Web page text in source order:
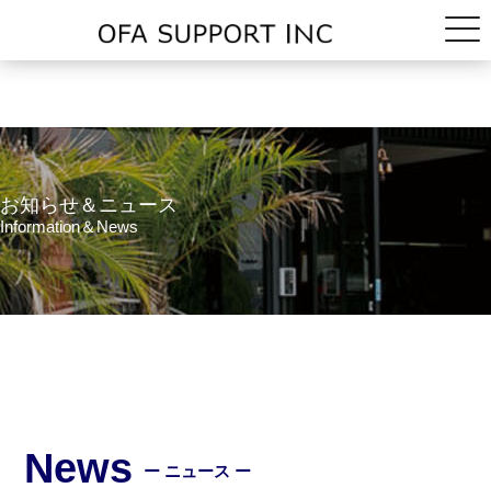
お知らせ＆ニュース
Information＆News
News ー ニュース ー